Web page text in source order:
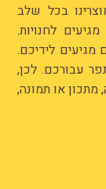
בכל שלב
לחנויות.
לידיכם.
עבורכם. לכן,
או תמונה,